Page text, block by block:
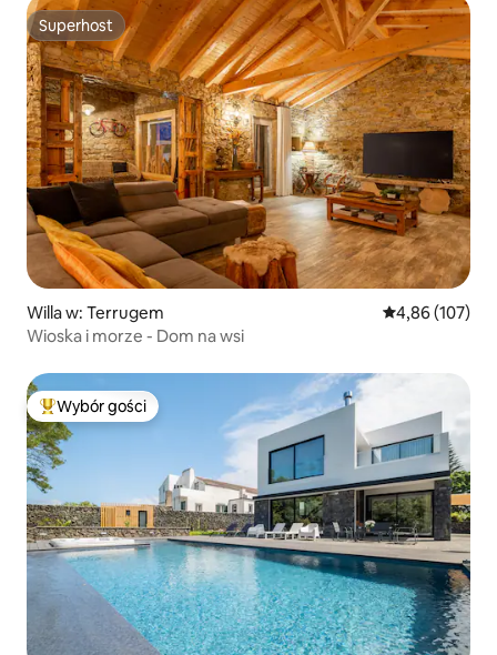
Superhost
Superhost
Willa w: Terrugem Średnia
4,86 (107)
Wioska i morze - Dom na wsi
Najpopularniejsze z kategorii Wybór gości
Wybór gości